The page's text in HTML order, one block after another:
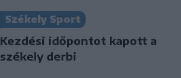
Székely Sport
Kezdési időpontot kapott a
székely derbi